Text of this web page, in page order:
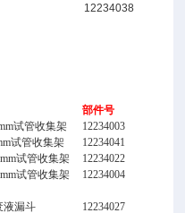
12234038
部件号
试管收集架
12234003
试管收集架
12234041
试管收集架
12234022
试管收集架
12234004
液漏斗
12234027